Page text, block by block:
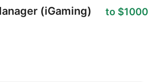
(iGaming) to $1000